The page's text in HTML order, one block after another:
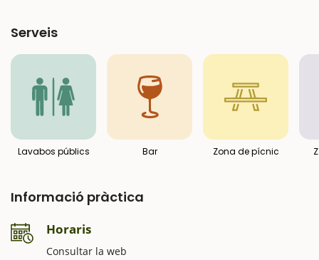
Serveis
Lavabos públics Bar Zona de pícnic
Informació pràctica
Horaris
Consultar la web